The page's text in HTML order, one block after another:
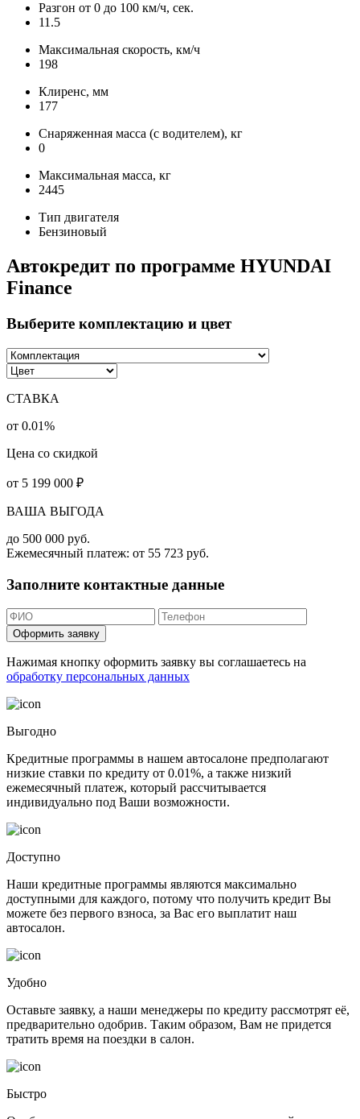
Разгон от 0 до 100 км/ч, сек.
11.5
Максимальная скорость, км/ч
198
Клиренс, мм
177
Снаряженная масса (с водителем), кг
0
Максимальная масса, кг
2445
Тип двигателя
Бензиновый
Автокредит по программе HYUNDAI
Finance
Выберите комплектацию и цвет
СТАВКА
от 0.01%
Цена со скидкой
от 5 199 000 ₽
ВАША ВЫГОДА
до 500 000 руб.
Ежемесячный платеж: от 55 723 руб.
Заполните контактные данные
Оформить заявку
Нажимая кнопку оформить заявку вы соглашаетесь на
обработку персональных данных
Выгодно
Кредитные программы в нашем автосалоне предполагают
низкие ставки по кредиту от 0.01%, а также низкий
ежемесячный платеж, который рассчитывается
индивидуально под Ваши возможности.
Доступно
Наши кредитные программы являются максимально
доступными для каждого, потому что получить кредит Вы
можете без первого взноса, за Вас его выплатит наш
автосалон.
Удобно
Оставьте заявку, а наши менеджеры по кредиту рассмотрят её,
предварительно одобрив. Таким образом, Вам не придется
тратить время на поездки в салон.
Быстро